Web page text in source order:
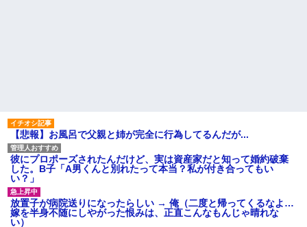
私「初めて飲む味だけどなん
のお茶？」彼「ちっ！」私「」
【GIF】JSのカンチョーワロ
タ
後続車にクラクションを鳴ら
され彼氏が逆切れ。「何クラク
ション鳴らしてんだ！降りてこ
いよ！」と怒鳴りだし...
【衝撃】報酬100万円超の治験
募集がこちらｗｗｗｗｗ(※画像
先生から電話があったんだけ
ど、「～とか～」「～とか考え
に残ってしまった
主な税金の成り立ちを調べて
【悲報】お風呂で父親と姉が完全に行為してるんだが...
彼にプロポーズされたんだけど、実は資産家だと知って婚約破棄
した。B子「A男くんと別れたって本当？私が付き合ってもい
い？」
放置子が病院送りになったらしい → 俺（二度と帰ってくるなよ…
嫁を半身不随にしやがった恨みは、正直こんなもんじゃ晴れな
い）